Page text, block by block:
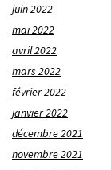
juin 2022
mai 2022
avril 2022
mars 2022
février 2022
janvier 2022
décembre 2021
novembre 2021